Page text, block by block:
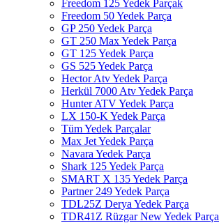
Freedom 125 Yedek Parçak
Freedom 50 Yedek Parça
GP 250 Yedek Parça
GT 250 Max Yedek Parça
GT 125 Yedek Parça
GS 525 Yedek Parça
Hector Atv Yedek Parça
Herkül 7000 Atv Yedek Parça
Hunter ATV Yedek Parça
LX 150-K Yedek Parça
Tüm Yedek Parçalar
Max Jet Yedek Parça
Navara Yedek Parça
Shark 125 Yedek Parça
SMART X 135 Yedek Parça
Partner 249 Yedek Parça
TDL25Z Derya Yedek Parça
TDR41Z Rüzgar New Yedek Parça